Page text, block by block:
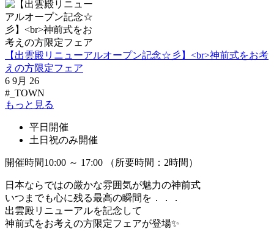
【出雲殿リニューアルオープン記念☆彡】<br>神前式をお考
えの方限定フェア
6 9月 26
#_TOWN
もっと見る
平日開催
土日祝のみ開催
開催時間10:00 ～ 17:00 （所要時間：2時間）
日本ならではの厳かな雰囲気が魅力の神前式
いつまでも心に残る最高の瞬間を．．．
出雲殿リニューアルを記念して
神前式をお考えの方限定フェアが登場✨